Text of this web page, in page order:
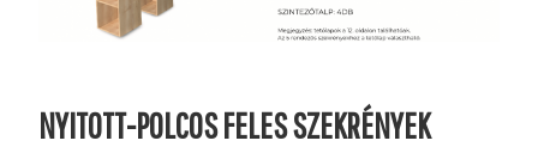
NYITOTT-POLCOS FELES SZEKRÉNYEK